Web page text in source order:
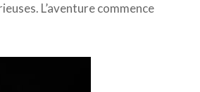
L’aventure commence